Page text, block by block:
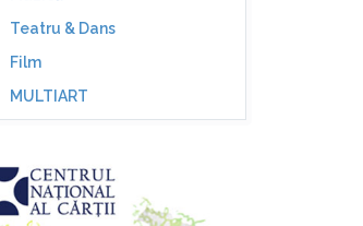
Teatru & Dans
Film
MULTIART